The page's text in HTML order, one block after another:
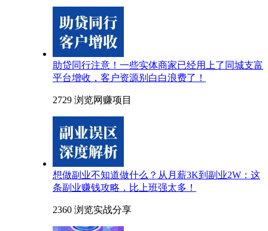
助贷同行注意！一些实体商家已经用上了同城支富
平台增收，客户资源别白白浪费了！
2729 浏览网赚项目
想做副业不知道做什么？从月薪3K到副业2W：这
条副业赚钱攻略，比上班强太多！
2360 浏览实战分享